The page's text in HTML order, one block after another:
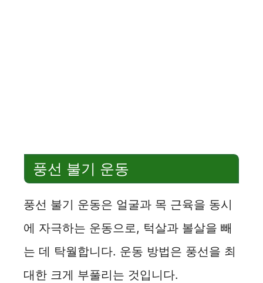
풍선 불기 운동
풍선 불기 운동은 얼굴과 목 근육을 동시
에 자극하는 운동으로, 턱살과 볼살을 빼
는 데 탁월합니다. 운동 방법은 풍선을 최
대한 크게 부풀리는 것입니다.